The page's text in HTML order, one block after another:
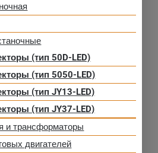
(тип 50D-LED)
(тип 5050-LED)
(тип JY13-LED)
(тип JY37-LED)
и трансформаторы
двигателей